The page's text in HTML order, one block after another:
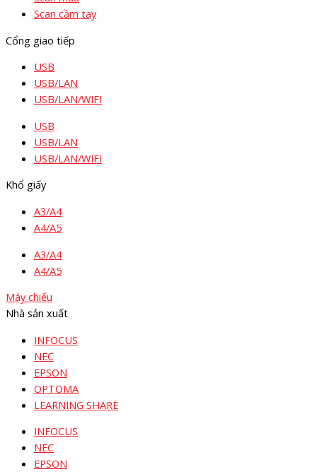
Scan cầm tay
Cổng giao tiếp
USB
USB/LAN
USB/LAN/WIFI
USB
USB/LAN
USB/LAN/WIFI
Khổ giấy
A3/A4
A4/A5
A3/A4
A4/A5
Máy chiếu
Nhà sản xuất
INFOCUS
NEC
EPSON
OPTOMA
LEARNING SHARE
INFOCUS
NEC
EPSON